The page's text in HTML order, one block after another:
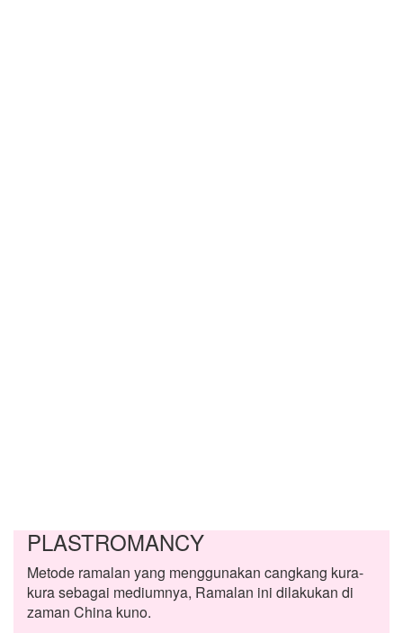
PLASTROMANCY
Metode ramalan yang menggunakan cangkang kura-
kura sebagai mediumnya, Ramalan ini dilakukan di
zaman China kuno.